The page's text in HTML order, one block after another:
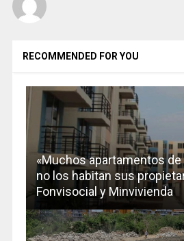
RECOMMENDED FOR YOU
«Muchos apartamentos
no los habitan sus
Fonvisocial y Minvivienda